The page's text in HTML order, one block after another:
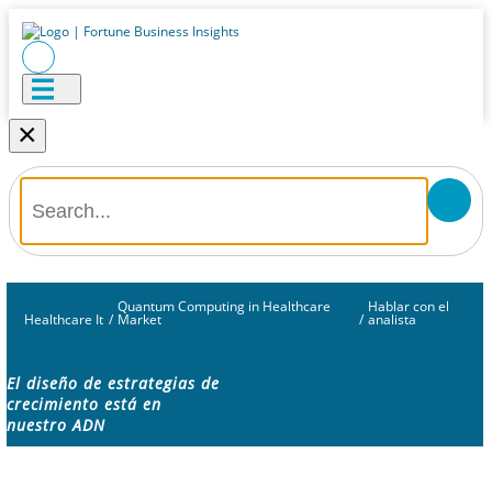
×
Healthcare It /
Quantum Computing in Healthcare
Market /
Hablar con el
analista
El diseño de estrategias de
crecimiento está en
nuestro ADN